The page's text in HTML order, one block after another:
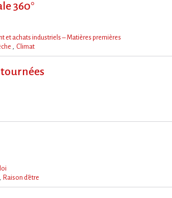
360°
et achats industriels – Matières premières
Climat
Raison d'être